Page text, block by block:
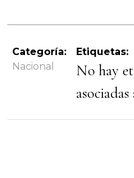
Categoría:
Nacional
Etiquetas:
No hay